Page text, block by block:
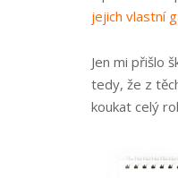
jejich vlastní
Jen mi přišlo
tedy, že z
koukat celý